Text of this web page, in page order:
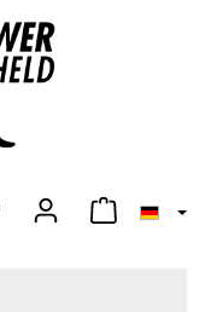
Warenkorb